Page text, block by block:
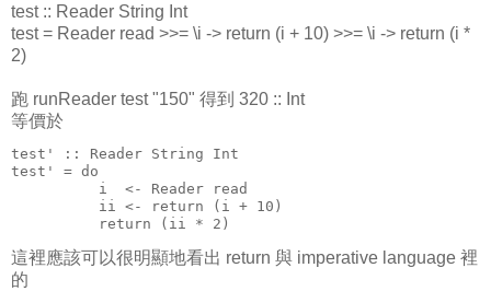
test :: Reader String Int
test = Reader read >>= \i -> return (i + 10) >>= \i -> return (i *
2)
跑 runReader test "150" 得到 320 :: Int
等價於
test' :: Reader String Int
test' = do
          i  <- Reader read
          ii <- return (i + 10)
          return (ii * 2)
這裡應該可以很明顯地看出 return 與 imperative language 裡
的